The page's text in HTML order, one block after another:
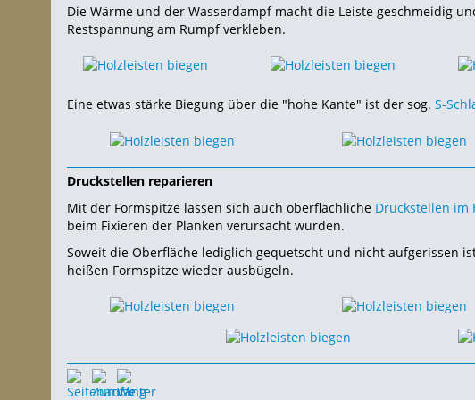
Die Wärme und der Wasserdampf macht die Leiste geschmeidig
Restspannung am Rumpf verkleben.
Eine etwas stärke Biegung über die "hohe Kante" ist der sog. S-
Druckstellen reparieren
Mit der Formspitze lassen sich auch oberflächliche Druckstellen im
beim Fixieren der Planken verursacht wurden.
Soweit die Oberfläche lediglich gequetscht und nicht aufgerissen
heißen Formspitze wieder ausbügeln.